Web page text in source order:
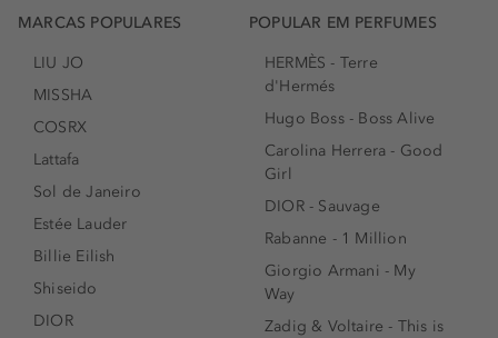
MARCAS POPULARES
LIU JO
MISSHA
COSRX
Lattafa
Sol de Janeiro
Estée Lauder
Billie Eilish
Shiseido
DIOR
POPULAR EM PERFUMES
HERMÈS - Terre
d'Hermés
Hugo Boss - Boss Alive
Carolina Herrera - Good
Girl
DIOR - Sauvage
Rabanne - 1 Million
Giorgio Armani - My
Way
Zadig & Voltaire - This is